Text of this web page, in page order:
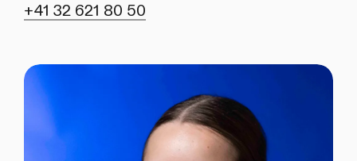
+41 32 621 80 50